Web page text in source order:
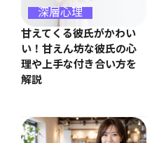
深層心理
甘えてくる彼氏がかわい
い！甘えん坊な彼氏の心
理や上手な付き合い方を
解説